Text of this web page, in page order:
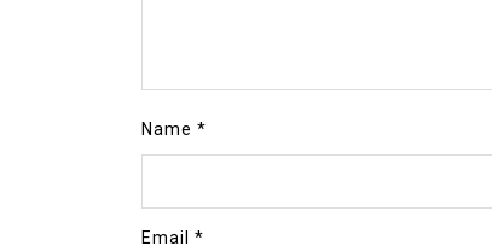
Name *
Email *